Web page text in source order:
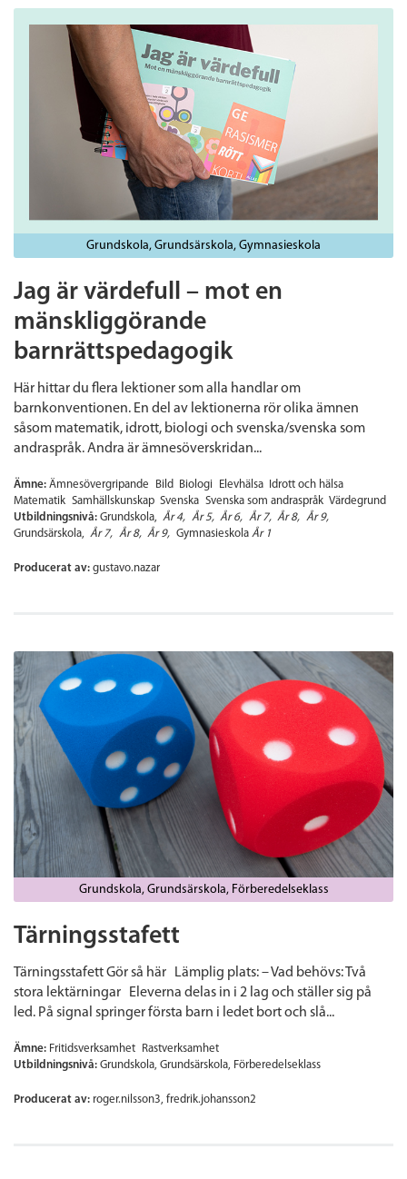
Grundskola Grundsärskola Gymnasieskola
Jag är värdefull – mot en
mänskliggörande
barnrättspedagogik
Här hittar du flera lektioner som alla handlar om
barnkonventionen. En del av lektionerna rör olika ämnen
såsom matematik, idrott, biologi och svenska/svenska som
andraspråk. Andra är ämnesöverskridan...
Ämne: Ämnesövergripande Bild Biologi Elevhälsa
Idrott och hälsa
Matematik Samhällskunskap Svenska Svenska som andraspråk Värdegrund
Utbildningsnivå: Grundskola År 4 År 5 År 6 År 7 År 8
År 9
Grundsärskola
År 7 År 8 År 9 Gymnasieskola År 1
Producerat av: gustavo.nazar
Grundskola Grundsärskola Förberedelseklass
Tärningsstafett
Tärningsstafett Gör så här Lämplig plats: – Vad behövs: Två
stora lektärningar Eleverna delas in i 2 lag och ställer sig på
led. På signal springer första barn i ledet bort och slå...
Ämne: Fritidsverksamhet
Rastverksamhet
Utbildningsnivå: Grundskola Grundsärskola Förberedelseklass
Producerat av: roger.nilsson3, fredrik.johansson2